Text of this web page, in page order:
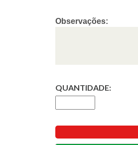
Observações:
QUANTIDADE: